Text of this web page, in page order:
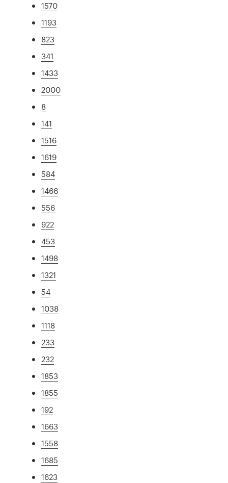
1570
1193
823
341
1433
2000
8
141
1516
1619
584
1466
556
922
453
1498
1321
54
1038
1118
233
232
1853
1855
192
1663
1558
1685
1623